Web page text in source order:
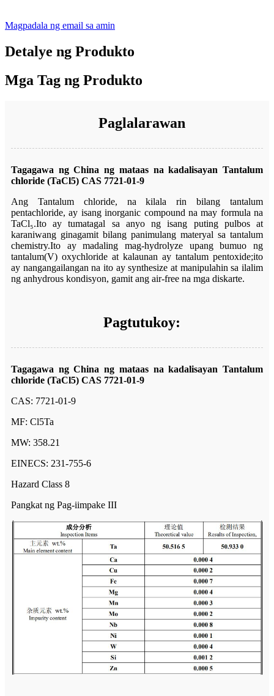
Magpadala ng email sa amin
Detalye ng Produkto
Mga Tag ng Produkto
Paglalarawan
Tagagawa ng China ng mataas na kadalisayan Tantalum
chloride (TaCl5) CAS 7721-01-9
Ang Tantalum chloride, na kilala rin bilang tantalum
pentachloride, ay isang inorganic compound na may formula na
TaCl₅.Ito ay tumatagal sa anyo ng isang puting pulbos at
karaniwang ginagamit bilang panimulang materyal sa tantalum
chemistry.Ito ay madaling mag-hydrolyze upang bumuo ng
tantalum(V) oxychloride at kalaunan ay tantalum pentoxide;ito
ay nangangailangan na ito ay synthesize at manipulahin sa ilalim
ng anhydrous kondisyon, gamit ang air-free na mga diskarte.
Pagtutukoy:
Tagagawa ng China ng mataas na kadalisayan Tantalum
chloride (TaCl5) CAS 7721-01-9
CAS: 7721-01-9
MF: Cl5Ta
MW: 358.21
EINECS: 231-755-6
Hazard Class 8
Pangkat ng Pag-iimpake III